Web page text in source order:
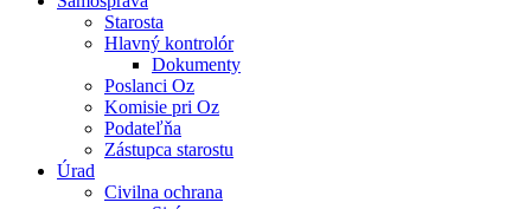
Starosta
Hlavný kontrolór
Dokumenty
Poslanci Oz
Komisie pri Oz
Podateľňa
Zástupca starostu
Úrad
Civilna ochrana